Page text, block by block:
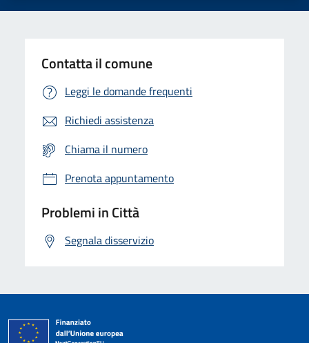
Contatta il comune
Leggi le domande frequenti
Richiedi assistenza
Chiama il numero
Prenota appuntamento
Problemi in Città
Segnala disservizio